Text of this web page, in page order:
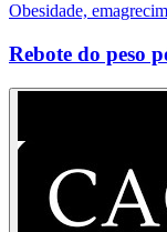
Obesidade,
Rebote do peso